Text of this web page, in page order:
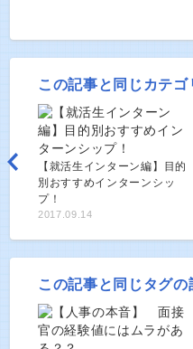
この記事と同じカテゴ
【就活生インターン編】目的
別おすすめインターンシッ
プ！
2017.09.14
この記事と同じタグの